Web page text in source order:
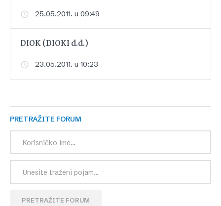
25.05.2011. u 09:49
DIOK (DIOKI d.d.)
23.05.2011. u 10:23
PRETRAŽITE FORUM
PRETRAŽITE FORUM